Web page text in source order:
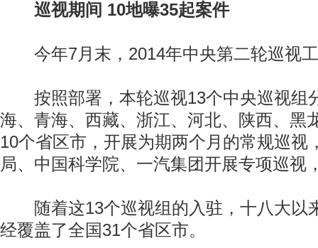
巡视期间 10地曝35起案件
今年7月末，2014年中央第二轮巡视工
按照部署，本轮巡视13个中央巡视组
海、青海、西藏、浙江、河北、陕西、黑
10个省区市，开展为期两个月的常规巡视
局、中国科学院、一汽集团开展专项巡视
随着这13个巡视组的入驻，十八大以
经覆盖了全国31个省区市。